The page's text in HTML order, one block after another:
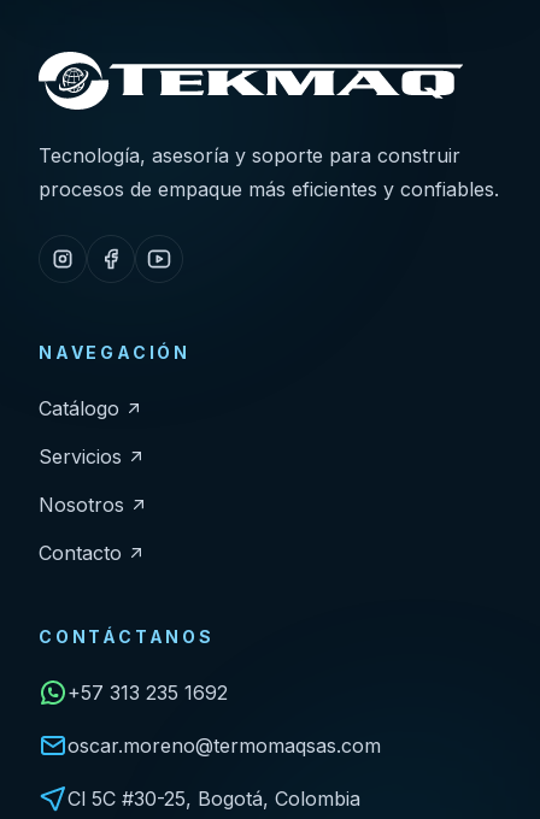
Tecnología, asesoría y soporte para construir
procesos de empaque más eficientes y confiables.
NAVEGACIÓN
Catálogo
Servicios
Nosotros
Contacto
CONTÁCTANOS
+57 313 235 1692
oscar.moreno@termomaqsas.com
Cl 5C #30-25, Bogotá, Colombia